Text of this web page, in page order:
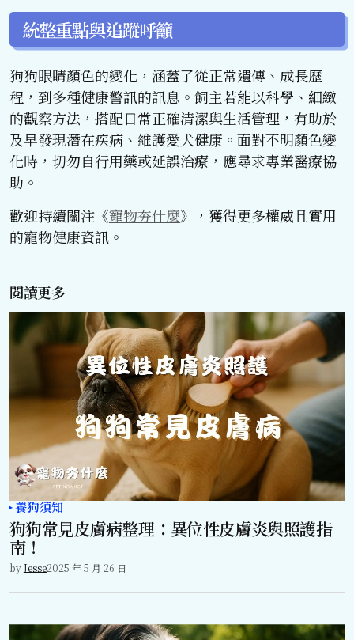
統整重點與追蹤呼籲
狗狗眼睛顏色的變化，涵蓋了從正常遺傳、成長歷
程，到多種健康警訊的訊息。飼主若能以科學、細緻
的觀察方法，搭配日常正確清潔與生活管理，有助於
及早發現潛在疾病、維護愛犬健康。面對不明顏色變
化時，切勿自行用藥或延誤治療，應尋求專業醫療協
助。
歡迎持續關注《寵物夯什麼》，獲得更多權威且實用
的寵物健康資訊。
閱讀更多
養狗須知
狗狗常見皮膚病整理：異位性皮膚炎與照護指
南！
byJesse2025 年 5 月 26 日